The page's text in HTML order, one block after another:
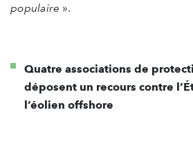
populaire ».
Quatre associations de
déposent un recours contre
l’éolien offshore